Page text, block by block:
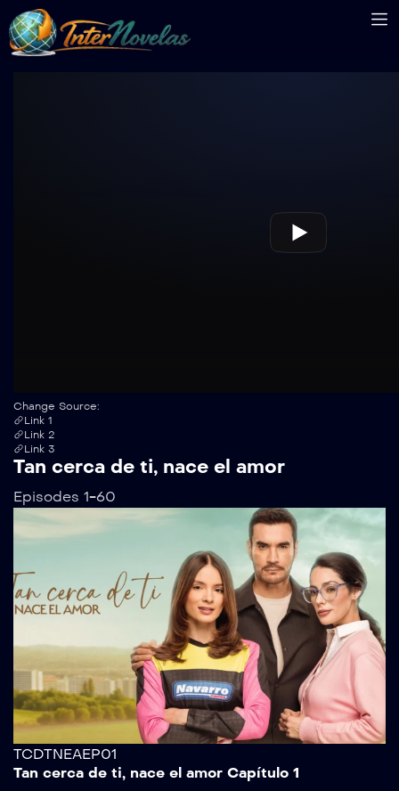
Change Source:
Link 1
Link 2
Link 3
Tan cerca de ti, nace el amor
Episodes 1-60
TCDTNEAEP01
Tan cerca de ti, nace el amor Capítulo 1